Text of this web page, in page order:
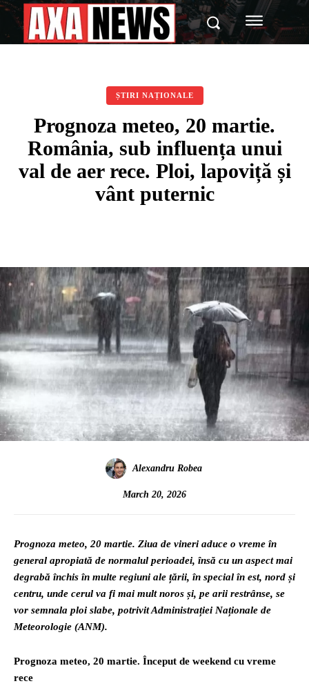
ȘTIRI NAȚIONALE
Prognoza meteo, 20 martie.
România, sub influența unui
val de aer rece. Ploi, lapoviță și
vânt puternic
Alexandru Robea
March 20, 2026
Prognoza meteo, 20 martie. Ziua de vineri aduce o vreme în
general apropiată de normalul perioadei, însă cu un aspect mai
degrabă închis în multe regiuni ale țării, în special în est, nord și
centru, unde cerul va fi mai mult noros și, pe arii restrânse, se
vor semnala ploi slabe, potrivit Administrației Naționale de
Meteorologie (ANM).
Prognoza meteo, 20 martie. Început de weekend cu vreme
rece